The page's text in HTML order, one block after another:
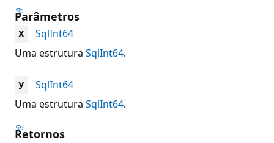
Parâmetros
x
SqlInt64
Uma estrutura SqlInt64.
y
SqlInt64
Uma estrutura SqlInt64.
Retornos